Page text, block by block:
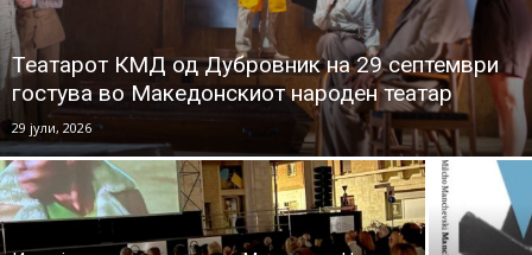
Театарот КМД од Дубровник на 29 септември
гостува во Македонскиот народен театар
29 јули, 2026